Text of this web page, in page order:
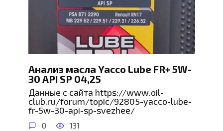
Анализ масла Yacco Lube FR+ 5W-
30 API SP 04,25
Данные с сайта https://www.oil-
club.ru/forum/topic/92805-yacco-lube-
fr-5w-30-api-sp-svezhee/
0 131